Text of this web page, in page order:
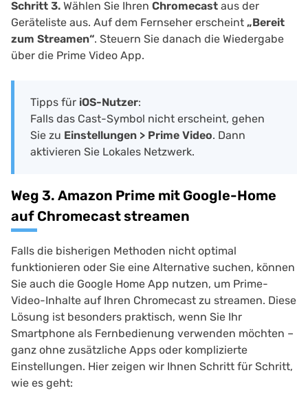
Schritt 3. Wählen Sie Ihren Chromecast aus der
Geräteliste aus. Auf dem Fernseher erscheint „Bereit
zum Streamen“. Steuern Sie danach die Wiedergabe
über die Prime Video App.
Tipps für iOS-Nutzer:
Falls das Cast-Symbol nicht erscheint, gehen
Sie zu Einstellungen > Prime Video. Dann
aktivieren Sie Lokales Netzwerk.
Weg 3. Amazon Prime mit Google-Home
auf Chromecast streamen
Falls die bisherigen Methoden nicht optimal
funktionieren oder Sie eine Alternative suchen, können
Sie auch die Google Home App nutzen, um Prime-
Video-Inhalte auf Ihren Chromecast zu streamen. Diese
Lösung ist besonders praktisch, wenn Sie Ihr
Smartphone als Fernbedienung verwenden möchten –
ganz ohne zusätzliche Apps oder komplizierte
Einstellungen. Hier zeigen wir Ihnen Schritt für Schritt,
wie es geht: